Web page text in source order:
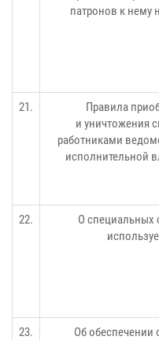
патронов к нему
21.
Правила
и уничтожения
работниками
исполнительной
22.
О специальных
23.
Об